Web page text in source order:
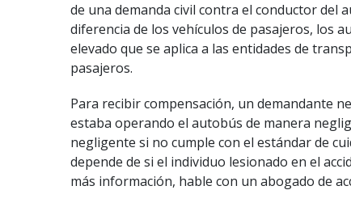
de una demanda civil contra el conductor del
diferencia de los vehículos de pasajeros, los
elevado que se aplica a las entidades de
pasajeros.
Para recibir compensación, un demandante
estaba operando el autobús de manera
negligente si no cumple con el estándar de
depende de si el individuo lesionado en el
más información, hable con un abogado de